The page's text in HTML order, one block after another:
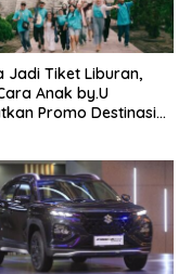
Jadi Tiket Liburan,
Anak by.U
Promo Destinasi